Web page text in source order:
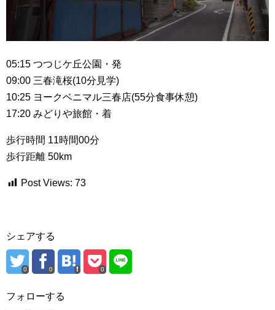
05:15 つつじケ丘公園・発
09:00 三春滝桜(10分見学)
10:25 ヨークベニマル三春店(55分食事休憩)
17:20 みどりや旅館・着
歩行時間 11時間00分
歩行距離 50km
Post Views: 73
シェアする
0 0 0
フォローする